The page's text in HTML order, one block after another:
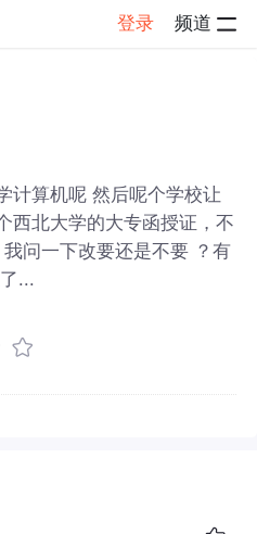
登录 频道
计算机呢 然后呢个学校让
西北大学的大专函授证，不
问一下改要还是不要 ？有
...